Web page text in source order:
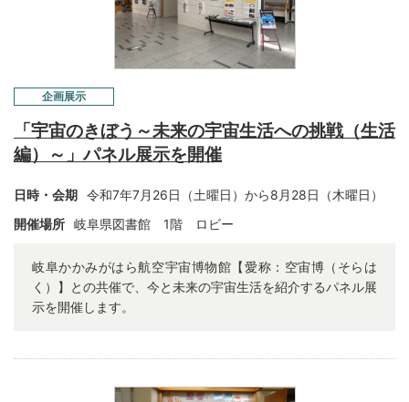
企画展示
「宇宙のきぼう～未来の宇宙生活への挑戦（生活
編）～」パネル展示を開催
日時・会期 令和7年7月26日（土曜日）から8月28日（木曜日）
開催場所 岐阜県図書館 1階 ロビー
岐阜かかみがはら航空宇宙博物館【愛称：空宙博（そらは
く）】との共催で、今と未来の宇宙生活を紹介するパネル展
示を開催します。